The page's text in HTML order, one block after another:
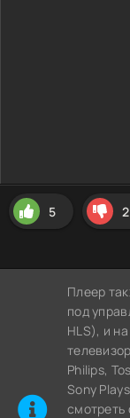
5 2
Плеер
под
HLS), и
Philips,
Sony
cмотреть